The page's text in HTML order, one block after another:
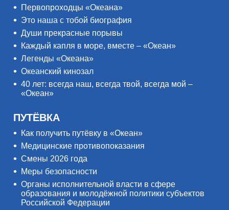
Первопроходцы «Океана»
Это наша с тобой биография
Души прекрасные порывы
Каждый капля в море, вместе – «Океан»
Легенды «Океана»
Океанский кинозал
40 лет: всегда наш, всегда твой, всегда мой –
«Океан»
ПУТЁВКА
Как получить путёвку в «Океан»
Медицинские противопоказания
Смены 2026 года
Меры безопасности
Органы исполнительной власти в сфере
образования и молодёжной политики субъектов
Российской Федерации